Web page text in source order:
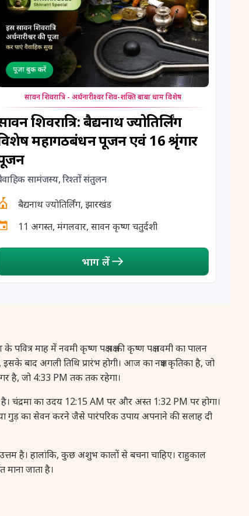
12 August, 2026 Aadi Amavasai
12 August, 2026 Anvadhan
12 August, 2026 Darsha Amavasya
12 August, 2026 Hariyali Amavasya
August, 2026 Shravana Amavasya
August, 2026
August, 2026
14 August, 2026 Chandra Darshan
August, 2026 Andal Jayanthi
August, 2026 Independence Day
16 August, 2026
August, 2026 Malayalam New Year
17 August, 2026 Nag Pancham *Gujarati
सावन शिवरात्रि - अर्धनारीश्वर शिव-शक्ति बाबा धाम विशेष
शिवरात्रि: बैद्यनाथ ज्योतिर्लिंग
महागठबंधन पूजन एवं 16 श्रृंगार
सामंजस्य, रिश्तों संतुलन
बैद्यनाथ ज्योतिर्लिंग, झारखंड
11 अगस्त, मंगलवार, सावन कृष्ण चतुर्दशी
भाग लें
माह में नवमी कृष्ण पक्ष पक्ष की कृष्ण पक्ष नवमी का पालन
बाद अगली तिथि प्रारंभ होगी। आज का नक्षत्र कृतिका है, जो
है, जो 4:33 PM तक तक रहेगा।
चंद्रमा का उदय 12:15 AM पर और अस्त 1:32 PM पर होगा।
गुड़ का सेवन करने जैसे पारंपरिक उपाय अपनाने की सलाह दी
है। हालांकि, कुछ अशुभ कालों से बचना चाहिए। राहुकाल
जाता है।